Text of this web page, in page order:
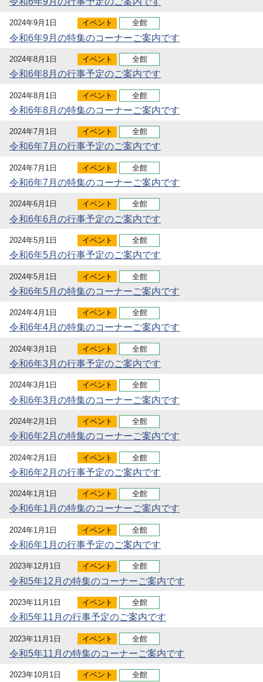
2024年9月1日 イベント 全館
令和6年9月の特集のコーナーご案内です
2024年8月1日 イベント 全館
令和6年8月の行事予定のご案内です
2024年8月1日 イベント 全館
令和6年8月の特集のコーナーご案内です
2024年7月1日 イベント 全館
令和6年7月の行事予定のご案内です
2024年7月1日 イベント 全館
令和6年7月の特集のコーナーご案内です
2024年6月1日 イベント 全館
令和6年6月の行事予定のご案内です
2024年5月1日 イベント 全館
令和6年5月の行事予定のご案内です
2024年5月1日 イベント 全館
令和6年5月の特集のコーナーご案内です
2024年4月1日 イベント 全館
令和6年4月の特集のコーナーご案内です
2024年3月1日 イベント 全館
令和6年3月の行事予定のご案内です
2024年3月1日 イベント 全館
令和6年3月の特集のコーナーご案内です
2024年2月1日 イベント 全館
令和6年2月の特集のコーナーご案内です
2024年2月1日 イベント 全館
令和6年2月の行事予定のご案内です
2024年1月1日 イベント 全館
令和6年1月の特集のコーナーご案内です
2024年1月1日 イベント 全館
令和6年1月の行事予定のご案内です
2023年12月1日 イベント 全館
令和5年12月の特集のコーナーご案内です
2023年11月1日 イベント 全館
令和5年11月の行事予定のご案内です
2023年11月1日 イベント 全館
令和5年11月の特集のコーナーご案内です
2023年10月1日 イベント 全館